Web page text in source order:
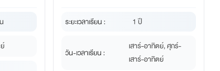
ระยะเวลาเรียน :
1 ปี
วัน-เวลาเรียน :
เสาร์-อาทิตย์, ศุกร์-
เสาร์-อาทิตย์